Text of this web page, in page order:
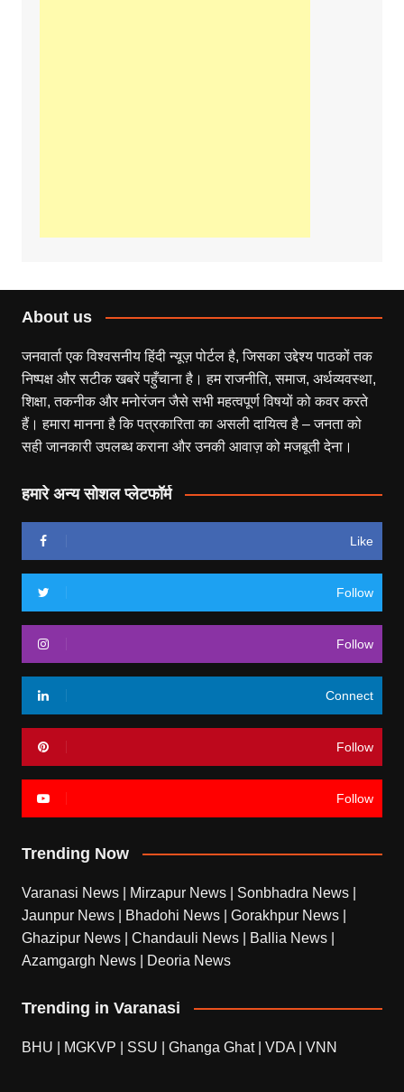
About us
जनवार्ता एक विश्वसनीय हिंदी न्यूज़ पोर्टल है, जिसका उद्देश्य पाठकों तक
निष्पक्ष और सटीक खबरें पहुँचाना है। हम राजनीति, समाज, अर्थव्यवस्था,
शिक्षा, तकनीक और मनोरंजन जैसे सभी महत्वपूर्ण विषयों को कवर करते
हैं। हमारा मानना है कि पत्रकारिता का असली दायित्व है – जनता को
सही जानकारी उपलब्ध कराना और उनकी आवाज़ को मजबूती देना।
हमारे अन्य सोशल प्लेटफॉर्म
Like
Follow
Follow
Connect
Follow
Follow
Trending Now
Varanasi News Mirzapur News Sonbhadra News
Jaunpur News
Bhadohi News Gorakhpur News
Ghazipur News
Chandauli News Ballia News
Azamgargh News
Deoria News
Trending in Varanasi
BHU MGKVP SSU Ghanga Ghat| VDA VNN